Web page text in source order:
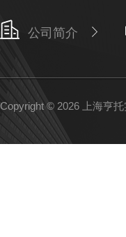
公司简介
Copyright © 2026 上海亨